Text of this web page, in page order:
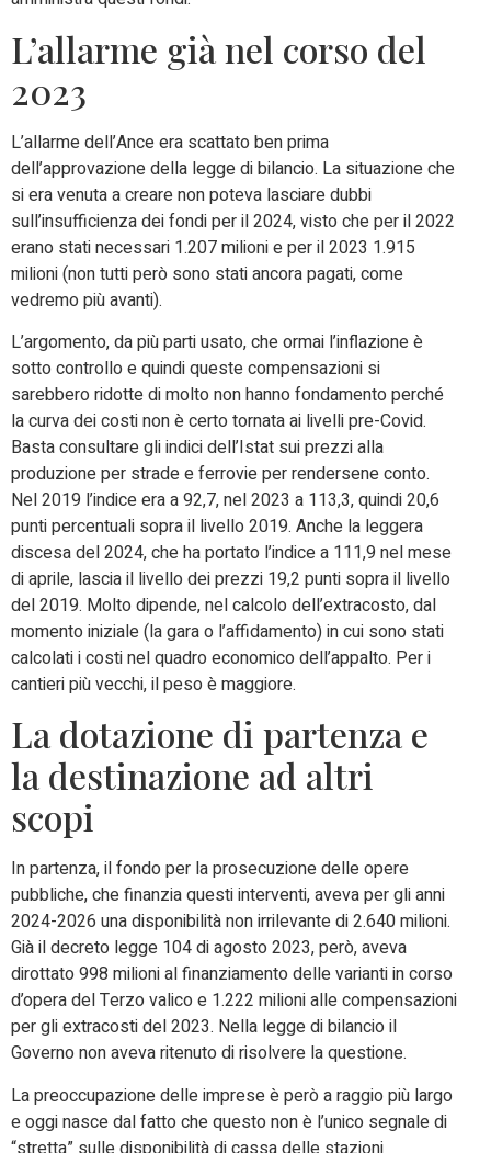
L’allarme già nel corso del
2023
L’allarme dell’Ance era scattato ben prima
dell’approvazione della legge di bilancio. La situazione che
si era venuta a creare non poteva lasciare dubbi
sull’insufficienza dei fondi per il 2024, visto che per il 2022
erano stati necessari 1.207 milioni e per il 2023 1.915
milioni (non tutti però sono stati ancora pagati, come
vedremo più avanti).
L’argomento, da più parti usato, che ormai l’inflazione è
sotto controllo e quindi queste compensazioni si
sarebbero ridotte di molto non hanno fondamento perché
la curva dei costi non è certo tornata ai livelli pre-Covid.
Basta consultare gli indici dell’Istat sui prezzi alla
produzione per strade e ferrovie per rendersene conto.
Nel 2019 l’indice era a 92,7, nel 2023 a 113,3, quindi 20,6
punti percentuali sopra il livello 2019. Anche la leggera
discesa del 2024, che ha portato l’indice a 111,9 nel mese
di aprile, lascia il livello dei prezzi 19,2 punti sopra il livello
del 2019. Molto dipende, nel calcolo dell’extracosto, dal
momento iniziale (la gara o l’affidamento) in cui sono stati
calcolati i costi nel quadro economico dell’appalto. Per i
cantieri più vecchi, il peso è maggiore.
La dotazione di partenza e
la destinazione ad altri
scopi
In partenza, il fondo per la prosecuzione delle opere
pubbliche, che finanzia questi interventi, aveva per gli anni
2024-2026 una disponibilità non irrilevante di 2.640 milioni.
Già il decreto legge 104 di agosto 2023, però, aveva
dirottato 998 milioni al finanziamento delle varianti in corso
d’opera del Terzo valico e 1.222 milioni alle compensazioni
per gli extracosti del 2023. Nella legge di bilancio il
Governo non aveva ritenuto di risolvere la questione.
La preoccupazione delle imprese è però a raggio più largo
e oggi nasce dal fatto che questo non è l’unico segnale di